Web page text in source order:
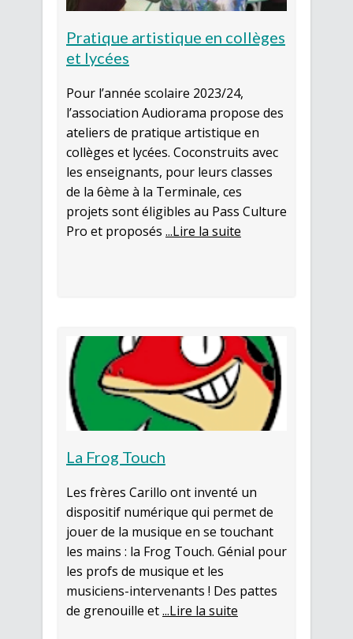
Pratique artistique en collèges
et lycées
Pour l’année scolaire 2023/24,
l’association Audiorama propose des
ateliers de pratique artistique en
collèges et lycées. Coconstruits avec
les enseignants, pour leurs classes
de la 6ème à la Terminale, ces
projets sont éligibles au Pass Culture
Pro et proposés ...Lire la suite
La Frog Touch
Les frères Carillo ont inventé un
dispositif numérique qui permet de
jouer de la musique en se touchant
les mains : la Frog Touch. Génial pour
les profs de musique et les
musiciens-intervenants ! Des pattes
de grenouille et...Lire la suite